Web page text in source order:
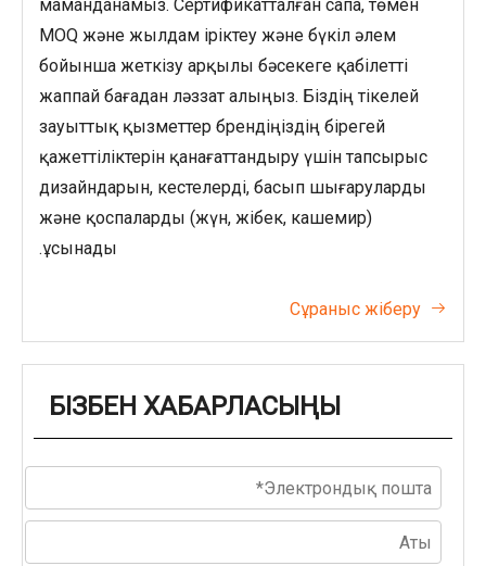
маманданамыз. Сертификатталған сапа, төмен
MOQ және жылдам іріктеу және бүкіл әлем
бойынша жеткізу арқылы бәсекеге қабілетті
жаппай бағадан ләззат алыңыз. Біздің тікелей
зауыттық қызметтер брендіңіздің бірегей
қажеттіліктерін қанағаттандыру үшін тапсырыс
дизайндарын, кестелерді, басып шығаруларды
және қоспаларды (жүн, жібек, кашемир)
ұсынады.
Сұраныс жіберу 
БІЗБЕН ХАБАРЛАСЫҢЫ